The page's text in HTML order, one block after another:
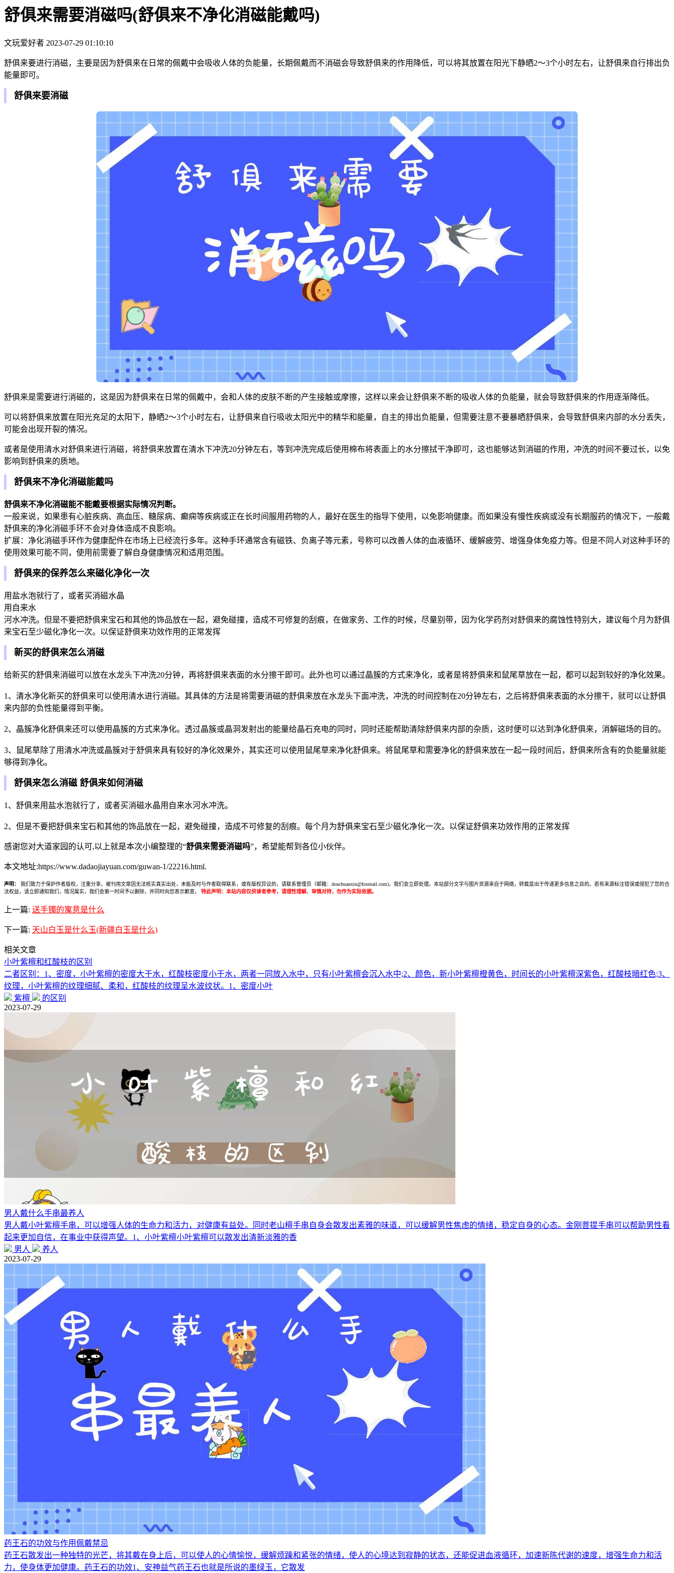
舒俱来需要消磁吗(舒俱来不净化消磁能戴吗)
文玩爱好者 2023-07-29 01:10:10
舒俱来要进行消磁，主要是因为舒俱来在日常的佩戴中会吸收人体的负能量，长期佩戴而不消磁会导致舒俱来的作用降低，可以将其放置在阳光下静晒2～3个小时左右，让舒俱来自行排出负
能量即可。
舒俱来要消磁
舒俱来是需要进行消磁的，这是因为舒俱来在日常的佩戴中，会和人体的皮肤不断的产生接触或摩擦，这样以来会让舒俱来不断的吸收人体的负能量，就会导致舒俱来的作用逐渐降低。
可以将舒俱来放置在阳光充足的太阳下，静晒2～3个小时左右，让舒俱来自行吸收太阳光中的精华和能量，自主的排出负能量，但需要注意不要暴晒舒俱来，会导致舒俱来内部的水分丢失，
可能会出现开裂的情况。
或者是使用清水对舒俱来进行消磁，将舒俱来放置在清水下冲洗20分钟左右，等到冲洗完成后使用棉布将表面上的水分擦拭干净即可，这也能够达到消磁的作用，冲洗的时间不要过长，以免
影响到舒俱来的质地。
舒俱来不净化消磁能戴吗
舒俱来不净化消磁能不能戴要根据实际情况判断。
一般来说，如果患有心脏疾病、高血压、糖尿病、癫痫等疾病或正在长时间服用药物的人，最好在医生的指导下使用，以免影响健康。而如果没有慢性疾病或没有长期服药的情况下，一般戴
舒俱来的净化消磁手环不会对身体造成不良影响。
扩展：净化消磁手环作为健康配件在市场上已经流行多年。这种手环通常含有磁铁、负离子等元素，号称可以改善人体的血液循环、缓解疲劳、增强身体免疫力等。但是不同人对这种手环的
使用效果可能不同，使用前需要了解自身健康情况和适用范围。
舒俱来的保养怎么来磁化净化一次
用盐水泡就行了，或者买消磁水晶
用自来水
河水冲洗。但是不要把舒俱来宝石和其他的饰品放在一起，避免碰撞，造成不可修复的刮痕，在做家务、工作的时候，尽量别带，因为化学药剂对舒俱来的腐蚀性特别大，建议每个月为舒俱
来宝石至少磁化净化一次。以保证舒俱来功效作用的正常发挥
新买的舒俱来怎么消磁
给新买的舒俱来消磁可以放在水龙头下冲洗20分钟，再将舒俱来表面的水分擦干即可。此外也可以通过晶簇的方式来净化，或者是将舒俱来和鼠尾草放在一起，都可以起到较好的净化效果。
1、清水净化新买的舒俱来可以使用清水进行消磁。其具体的方法是将需要消磁的舒俱来放在水龙头下面冲洗，冲洗的时间控制在20分钟左右，之后将舒俱来表面的水分擦干，就可以让舒俱
来内部的负性能量得到平衡。
2、晶簇净化舒俱来还可以使用晶簇的方式来净化。透过晶簇或晶洞发射出的能量给晶石充电的同时，同时还能帮助清除舒俱来内部的杂质，这时便可以达到净化舒俱来，消解磁场的目的。
3、鼠尾草除了用清水冲洗或晶簇对于舒俱来具有较好的净化效果外，其实还可以使用鼠尾草来净化舒俱来。将鼠尾草和需要净化的舒俱来放在一起一段时间后，舒俱来所含有的负能量就能
够得到净化。
舒俱来怎么消磁 舒俱来如何消磁
1、舒俱来用盐水泡就行了，或者买消磁水晶用自来水河水冲洗。
2、但是不要把舒俱来宝石和其他的饰品放在一起，避免碰撞，造成不可修复的刮痕。每个月为舒俱来宝石至少磁化净化一次。以保证舒俱来功效作用的正常发挥
感谢您对大道家园的认可,以上就是本次小编整理的“舒俱来需要消磁吗”，希望能帮到各位小伙伴。
本文地址:https://www.dadaojiayuan.com/guwan-1/22216.html.
声明：
我们致力于保护作者版权，注重分享。被刊用文章因无法核实真实出处，未能及时与作者取得联系，或有版权异议的，请联系管理员（邮箱：douchuanxin@foxmail.com)，我们会立即处理。本站部分文字与图片资源来自于网络，转载是出于传递更多信息之目的。若有来源标注错误或侵犯了您的合
法权益，请立即通知我们，情况属实，我们会第一时间予以删除，并同时向您表示歉意。
特此声明：本站内容仅供读者参考，请理性理解、审慎对待，勿作为实际依据。
上一篇: 送手镯的寓意是什么
下一篇: 天山白玉是什么玉(新疆白玉是什么)
相关文章
小叶紫檀和红酸枝的区别
二者区别：1、密度，小叶紫檀的密度大于水，红酸枝密度小于水，两者一同放入水中，只有小叶紫檀会沉入水中;2、颜色，新小叶紫檀橙黄色，时间长的小叶紫檀深紫色，红酸枝暗红色;3、
纹理，小叶紫檀的纹理细腻、柔和，红酸枝的纹理呈水波纹状。1、密度小叶
紫檀
的区别
2023-07-29
男人戴什么手串最养人
男人戴小叶紫檀手串，可以增强人体的生命力和活力，对健康有益处。同时老山檀手串自身会散发出素雅的味道，可以缓解男性焦虑的情绪，稳定自身的心态。金刚菩提手串可以帮助男性看
起来更加自信，在事业中获得声望。1、小叶紫檀小叶紫檀可以散发出清新淡雅的香
男人
养人
2023-07-29
药王石的功效与作用佩戴禁忌
药王石散发出一种独特的光芒，将其戴在身上后，可以使人的心情愉悦，缓解烦躁和紧张的情绪，使人的心境达到寂静的状态，还能促进血液循环，加速新陈代谢的速度，增强生命力和活
力，使身体更加健康。药王石的功效1、安神益气药王石也就是所说的墨绿玉，它散发